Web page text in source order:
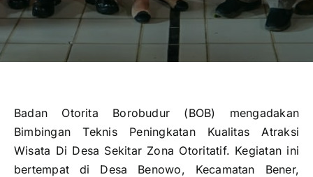
Badan Otorita Borobudur (BOB) mengadakan
Bimbingan Teknis Peningkatan Kualitas Atraksi
Wisata Di Desa Sekitar Zona Otoritatif. Kegiatan ini
bertempat di Desa Benowo, Kecamatan Bener,